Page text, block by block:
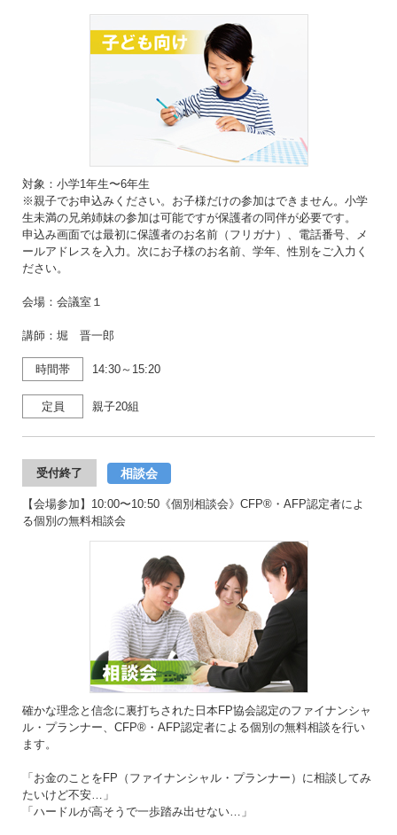
対象：小学1年生〜6年生
※親子でお申込みください。お子様だけの参加はできません。小学
生未満の兄弟姉妹の参加は可能ですが保護者の同伴が必要です。
申込み画面では最初に保護者のお名前（フリガナ）、電話番号、メ
ールアドレスを入力。次にお子様のお名前、学年、性別をご入力く
ださい。
会場：会議室１
講師：堀 晋一郎
時間帯 14:30～15:20
定員 親子20組
受付終了 相談会
【会場参加】10:00〜10:50《個別相談会》CFP®・AFP認定者によ
る個別の無料相談会
確かな理念と信念に裏打ちされた日本FP協会認定のファイナンシャ
ル・プランナー、CFP®・AFP認定者による個別の無料相談を行い
ます。
「お金のことをFP（ファイナンシャル・プランナー）に相談してみ
たいけど不安…」
「ハードルが高そうで一歩踏み出せない…」